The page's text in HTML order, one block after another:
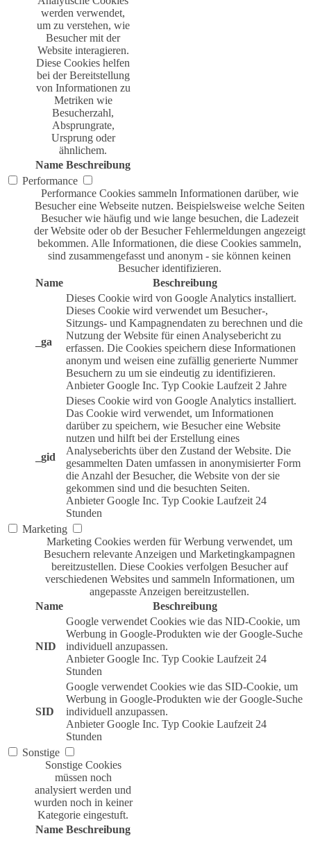
werden verwendet,
um zu verstehen, wie
Besucher mit der
Website interagieren.
Diese Cookies helfen
bei der Bereitstellung
von Informationen zu
Metriken wie
Besucherzahl,
Absprungrate,
Ursprung oder
ähnlichem.
Name Beschreibung
Performance
Performance Cookies sammeln Informationen darüber, wie
Besucher eine Webseite nutzen. Beispielsweise welche Seiten
Besucher wie häufig und wie lange besuchen, die Ladezeit
der Website oder ob der Besucher Fehlermeldungen angezeigt
bekommen. Alle Informationen, die diese Cookies sammeln,
sind zusammengefasst und anonym - sie können keinen
Besucher identifizieren.
Name
Beschreibung
_ga
Dieses Cookie wird von Google Analytics installiert.
Dieses Cookie wird verwendet um Besucher-,
Sitzungs- und Kampagnendaten zu berechnen und die
Nutzung der Website für einen Analysebericht zu
erfassen. Die Cookies speichern diese Informationen
anonym und weisen eine zufällig generierte Nummer
Besuchern zu um sie eindeutig zu identifizieren.
Anbieter Google Inc. Typ Cookie Laufzeit 2 Jahre
_gid
Dieses Cookie wird von Google Analytics installiert.
Das Cookie wird verwendet, um Informationen
darüber zu speichern, wie Besucher eine Website
nutzen und hilft bei der Erstellung eines
Analyseberichts über den Zustand der Website. Die
gesammelten Daten umfassen in anonymisierter Form
die Anzahl der Besucher, die Website von der sie
gekommen sind und die besuchten Seiten.
Anbieter Google Inc. Typ Cookie Laufzeit 24
Stunden
Marketing
Marketing Cookies werden für Werbung verwendet, um
Besuchern relevante Anzeigen und Marketingkampagnen
bereitzustellen. Diese Cookies verfolgen Besucher auf
verschiedenen Websites und sammeln Informationen, um
angepasste Anzeigen bereitzustellen.
Name
Beschreibung
NID
Google verwendet Cookies wie das NID-Cookie, um
Werbung in Google-Produkten wie der Google-Suche
individuell anzupassen.
Anbieter Google Inc. Typ Cookie Laufzeit 24
Stunden
SID
Google verwendet Cookies wie das SID-Cookie, um
Werbung in Google-Produkten wie der Google-Suche
individuell anzupassen.
Anbieter Google Inc. Typ Cookie Laufzeit 24
Stunden
Sonstige
Sonstige Cookies
müssen noch
analysiert werden und
wurden noch in keiner
Kategorie eingestuft.
Name Beschreibung